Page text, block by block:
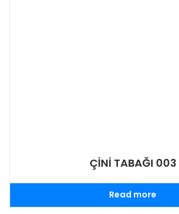
ÇİNİ TABAĞI 003
Read more